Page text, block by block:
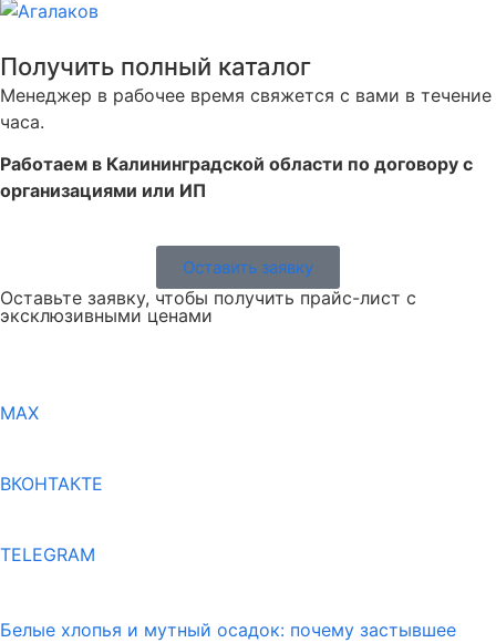
Получить полный каталог
Менеджер в рабочее время свяжется с вами в течение
часа.
Работаем в Калининградской области по договору с
организациями или ИП
Оставить заявку
Оставьте заявку, чтобы получить прайс-лист с
эксклюзивными ценами
MAX
ВКОНТАКТЕ
TELEGRAM
Белые хлопья и мутный осадок: почему застывшее